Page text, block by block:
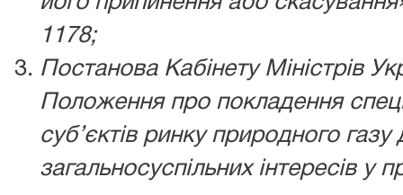
1178;
Постанова Кабінету Міністрів
Положення про покладення
суб’єктів ринку природного
загальносуспільних інтересів у